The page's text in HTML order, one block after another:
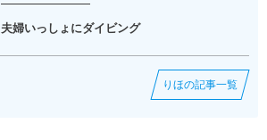
夫婦いっしょにダイビング
りほの記事一覧